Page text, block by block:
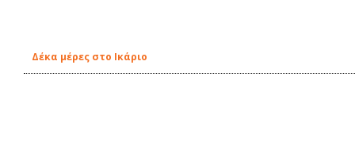
Δέκα μέρες στο Ικάριο